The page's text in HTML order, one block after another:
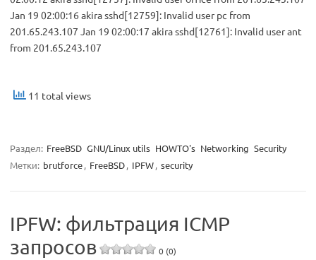
Jan 19 02:00:16 akira sshd[12759]: Invalid user pc from
201.65.243.107 Jan 19 02:00:17 akira sshd[12761]: Invalid user ant
from 201.65.243.107
11 total views
Раздел: FreeBSD GNU/Linux utils HOWTO's Networking Security
Метки: brutforce, FreeBSD, IPFW, security
IPFW: фильтрация ICMP
запросов
0 (0)